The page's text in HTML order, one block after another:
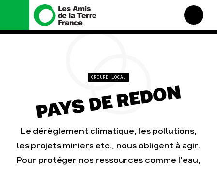
Équipes et fonctionnement
Le réseau dans le monde
Nos alliés
Je soutiens les Amis de la
Terre
Gaz « naturel », le grand
Mode : une tendance
destructrice
violence TOTAL(e)
Nos autres campagnes
GROUPE LOCAL
PAYS DE REDON
Le dérèglement climatique, les pollutions,
les projets miniers etc., nous obligent à agir.
Pour protéger nos ressources comme l'eau,